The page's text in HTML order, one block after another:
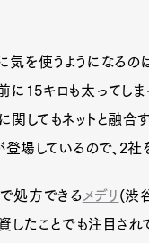
気を使うようになる
に15キロも太ってし
してもネットと融合
場しているので、2社
処方できるメデリ (渋
たことでも注目され